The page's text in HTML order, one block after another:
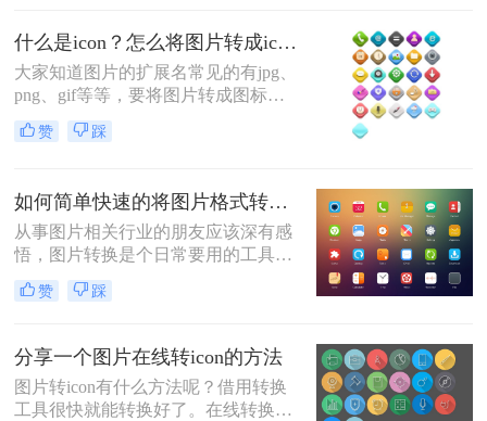
时候我们在设计图标的时候，会用到
图片，那么怎么将图片转成icon呢？
什么是icon？怎么将图片转成icon？
大家知道图片的扩展名常见的有jpg、
png、gif等等，要将图片转成图标，
虽然看起来都是图片的样子，但是这
毕竟是两种格式，要转换的话，直接
这个问题了。
赞 踩
如何简单快速的将图片格式转换成icon图标？
从事图片相关行业的朋友应该深有感
悟，图片转换是个日常要用的工具，
很多时候需要将图片转换成各种格
式，因为图片的格式有时候并不是我
是比较常规的一个操作，如果你经常
制作icon图标，那么就会经常用到。
赞 踩
分享一个图片在线转icon的方法
图片转icon有什么方法呢？借用转换
工具很快就能转换好了。在线转换也